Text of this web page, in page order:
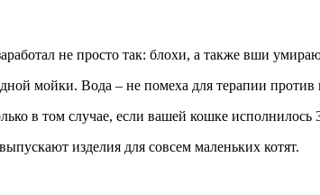
не просто так: блохи, а также вши
мойки. Вода – не помеха для терапии против
в том случае, если вашей кошке исполнилось
изделия для совсем маленьких котят.